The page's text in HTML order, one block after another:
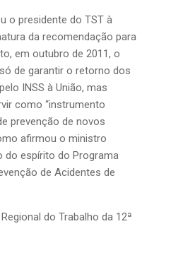
o presidente do TST à
da recomendação para
em outubro de 2011, o
de garantir o retorno dos
INSS à União, mas
como “instrumento
prevenção de novos
afirmou o ministro
do espírito do Programa
de Acidentes de
do Trabalho da 12ª